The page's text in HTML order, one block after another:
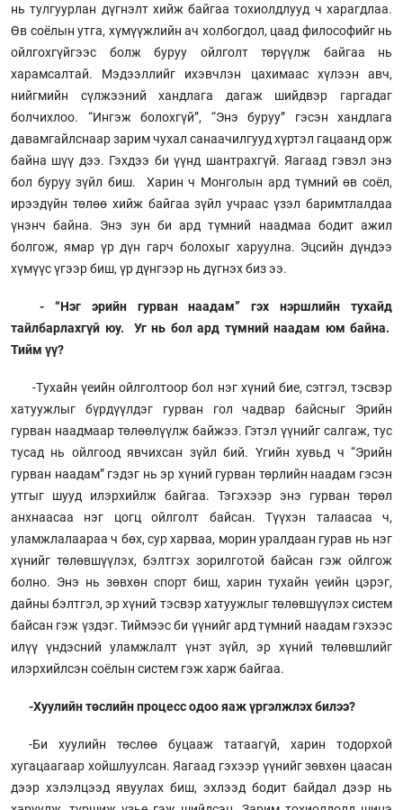
нь тулгуурлан дүгнэлт хийж байгаа тохиолдлууд ч харагдлаа.
Өв соёлын утга, хүмүүжлийн ач холбогдол, цаад философийг нь
ойлгохгүйгээс болж буруу ойлголт төрүүлж байгаа нь
харамсалтай. Мэдээллийг ихэвчлэн цахимаас хүлээн авч,
нийгмийн сүлжээний хандлага дагаж шийдвэр гаргадаг
болчихлоо. “Ингэж болохгүй”, “Энэ буруу” гэсэн хандлага
давамгайлснаар зарим чухал санаачилгууд хүртэл гацаанд орж
байна шүү дээ. Гэхдээ би үүнд шантрахгүй. Яагаад гэвэл энэ
бол буруу зүйл биш. Харин ч Монголын ард түмний өв соёл,
ирээдүйн төлөө хийж байгаа зүйл учраас үзэл баримтлалдаа
үнэнч байна. Энэ зун би ард түмний наадмаа бодит ажил
болгож, ямар үр дүн гарч болохыг харуулна. Эцсийн дүндээ
хүмүүс үгээр биш, үр дүнгээр нь дүгнэх биз ээ.
- “Нэг эрийн гурван наадам” гэх нэршлийн тухайд
тайлбарлахгүй юу. Уг нь бол ард түмний наадам юм байна.
Тийм үү?
-Тухайн үеийн ойлголтоор бол нэг хүний бие, сэтгэл, тэсвэр
хатуужлыг бүрдүүлдэг гурван гол чадвар байсныг Эрийн
гурван наадмаар төлөөлүүлж байжээ. Гэтэл үүнийг салгаж, тус
тусад нь ойлгоод явчихсан зүйл бий. Үгийн хувьд ч “Эрийн
гурван наадам” гэдэг нь эр хүний гурван төрлийн наадам гэсэн
утгыг шууд илэрхийлж байгаа. Тэгэхээр энэ гурван төрөл
анхнаасаа нэг цогц ойлголт байсан. Түүхэн талаасаа ч,
уламжлалаараа ч бөх, сур харваа, морин уралдаан гурав нь нэг
хүнийг төлөвшүүлэх, бэлтгэх зорилготой байсан гэж ойлгож
болно. Энэ нь зөвхөн спорт биш, харин тухайн үеийн цэрэг,
дайны бэлтгэл, эр хүний тэсвэр хатуужлыг төлөвшүүлэх систем
байсан гэж үздэг. Тиймээс би үүнийг ард түмний наадам гэхээс
илүү үндэсний уламжлалт үнэт зүйл, эр хүний төлөвшлийг
илэрхийлсэн соёлын систем гэж харж байгаа.
-Хуулийн төслийн процесс одоо яаж үргэлжлэх билээ?
-Би хуулийн төслөө буцааж татаагүй, харин тодорхой
хугацаагаар хойшлуулсан. Яагаад гэхээр үүнийг зөвхөн цаасан
дээр хэлэлцээд явуулах биш, эхлээд бодит байдал дээр нь